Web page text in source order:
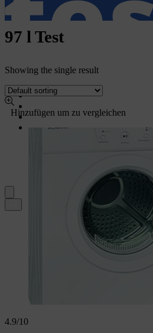
Home
Garten
Rechner & Tools
Waschtrockner-Stromkosten
Fernseher-Größe
97 l Test
Showing the single result
Hinzufügen um zu vergleichen
4.9/10